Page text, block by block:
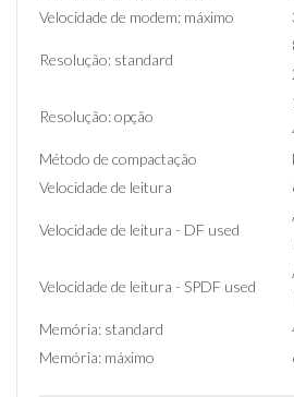
Velocidade de modem: máximo
Resolução: standard
Resolução: opção
Método de compactação
Velocidade de leitura
Velocidade de leitura - DF used
Velocidade de leitura - SPDF used
Memória: standard
Memória: máximo